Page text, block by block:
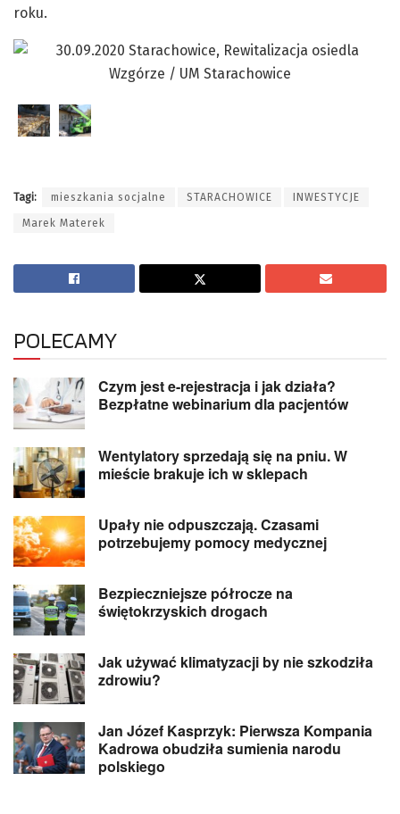
roku.
Tagi: mieszkania socjalne STARACHOWICE INWESTYCJE
Marek Materek
POLECAMY
Czym jest e-rejestracja i jak działa?
Bezpłatne webinarium dla pacjentów
Wentylatory sprzedają się na pniu. W
mieście brakuje ich w sklepach
Upały nie odpuszczają. Czasami
potrzebujemy pomocy medycznej
Bezpieczniejsze półrocze na
świętokrzyskich drogach
Jak używać klimatyzacji by nie szkodziła
zdrowiu?
Jan Józef Kasprzyk: Pierwsza Kompania
Kadrowa obudziła sumienia narodu
polskiego